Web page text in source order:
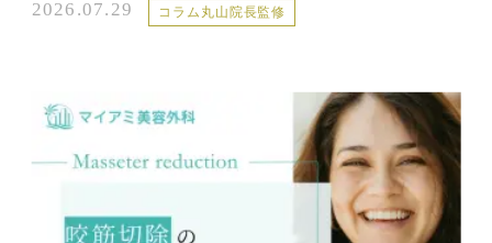
2026.07.29 コラム丸山院長監修